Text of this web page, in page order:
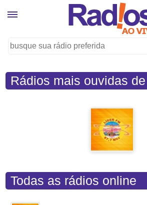
Rádios mais ouvidas
Todas as rádios online